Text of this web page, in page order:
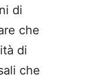
di
che
di
che